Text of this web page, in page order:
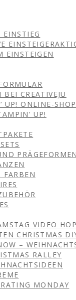
EINSTEIGEN
BEI CREATIVEJU
UP! ONLINE-SHOP
UP!
FARBEN
VIDEO HOP
CHRISTMAS
–
RALLEY
MONDAY